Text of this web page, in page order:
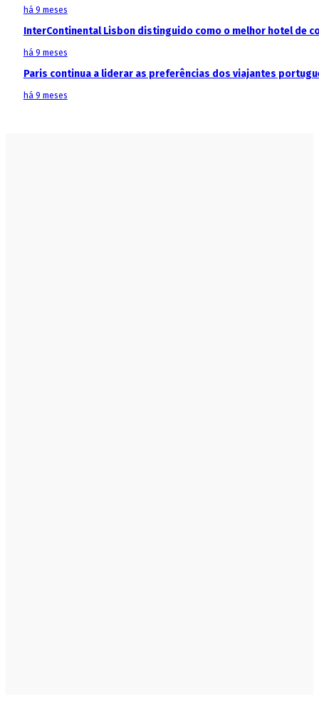
há 9 meses
InterContinental Lisbon distinguido como o melhor hotel de
há 9 meses
Paris continua a liderar as preferências dos viajantes
há 9 meses